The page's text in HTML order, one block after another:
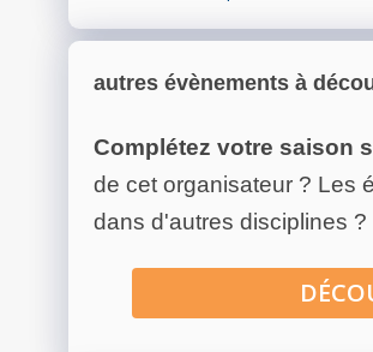
autres évènements à
Complétez votre saison
de cet organisateur ? Les
dans d'autres disciplines ?